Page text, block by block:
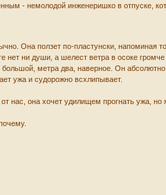
- немолодой инженеришко в отпуске,
Она ползет по-пластунски, напоминая
ни души, а шелест ветра в осоке громче
метра два, наверное. Он
ужа и судорожно всхлипывает.
нас, она хочет удилищем прогнать ужа, но